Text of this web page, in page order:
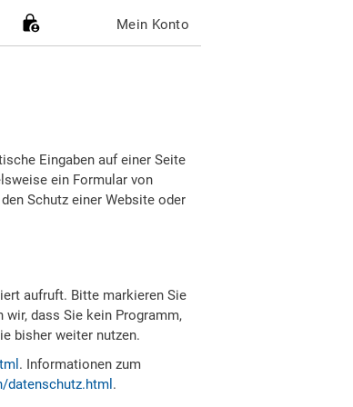
Mein Konto
Eingaben auf einer Seite
ein Formular von
Schutz einer Website oder
aufruft. Bitte markieren Sie
wir, dass Sie kein Programm,
bisher weiter nutzen.
. Informationen zum
datenschutz.html .